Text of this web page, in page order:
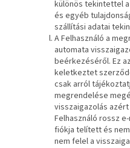
különös tekintettel
és egyéb
szállítási adatai
A Felhasználó a
automata
beérkezéséről. Ez
keletkeztet
csak arról
megrendelése
visszaigazolás
Felhasználó rossz
fiókja telített és
nem felel a